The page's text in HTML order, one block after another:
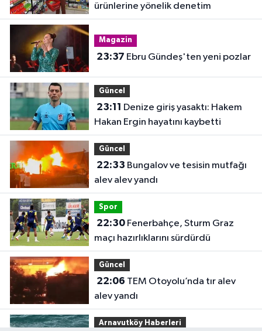
ürünlerine yönelik denetim
Magazin
23:37 Ebru Gündeş'ten yeni pozlar
Güncel
23:11
Hakan Ergin hayatını kaybetti
Güncel
22:33
alev alev yandı
Spor
22:30Fenerbahçe, Sturm Graz
maçı hazırlıklarını sürdürdü
Güncel
22:06
alev yandı
Arnavutköy Haberleri